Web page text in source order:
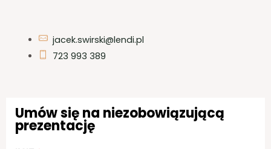
jacek.swirski@lendi.pl
723 993 389
Umów się na niezobowiązującą
prezentację